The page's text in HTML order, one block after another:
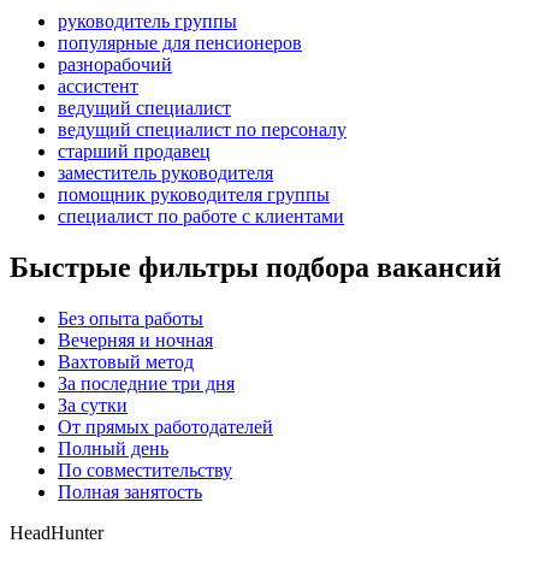
руководитель группы
популярные для пенсионеров
разнорабочий
ассистент
ведущий специалист
ведущий специалист по персоналу
старший продавец
заместитель руководителя
помощник руководителя группы
специалист по работе с клиентами
Быстрые фильтры подбора вакансий
Без опыта работы
Вечерняя и ночная
Вахтовый метод
За последние три дня
За сутки
От прямых работодателей
Полный день
По совместительству
Полная занятость
HeadHunter